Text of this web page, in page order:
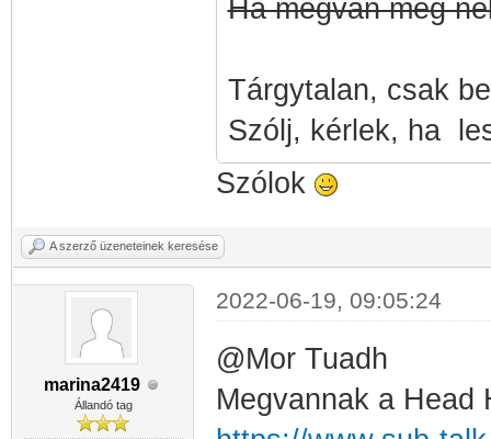
Ha megvan még
Tárgytalan, csak
Szólj, kérlek, ha
Szólok
A szerző üzeneteinek keresése
marina2419
Állandó tag
2022-06-19, 09:05:24
@Mor Tuadh
Megvannak a Head